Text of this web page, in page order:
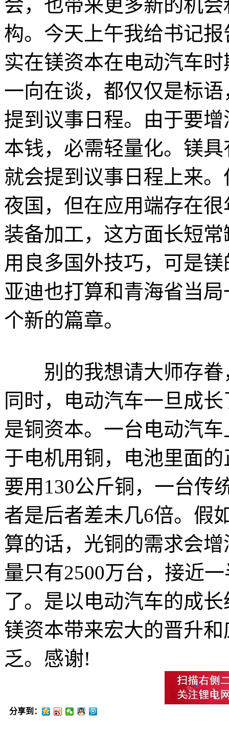
会，也带来更多新的机
构。今天上午我给书记
实在镁资本在电动汽车
一向在谈，都仅仅是标
提到议事日程。由于要
本钱，必需轻量化。镁
就会提到议事日程上来
夜国，但在应用端存在
装备加工，这方面长短
用良多国外技巧，可是
亚迪也打算和青海省当
个新的篇章。
别的我想请大师存眷
同时，电动汽车一旦成
是铜资本。一台电动汽
于电机用铜，电池里面
要用130公斤铜，一台传
者是后者差未几6倍。假
算的话，光铜的需求会
量只有2500万台，接近
了。是以电动汽车的成
镁资本带来宏大的晋升
乏。感谢!
分享到：